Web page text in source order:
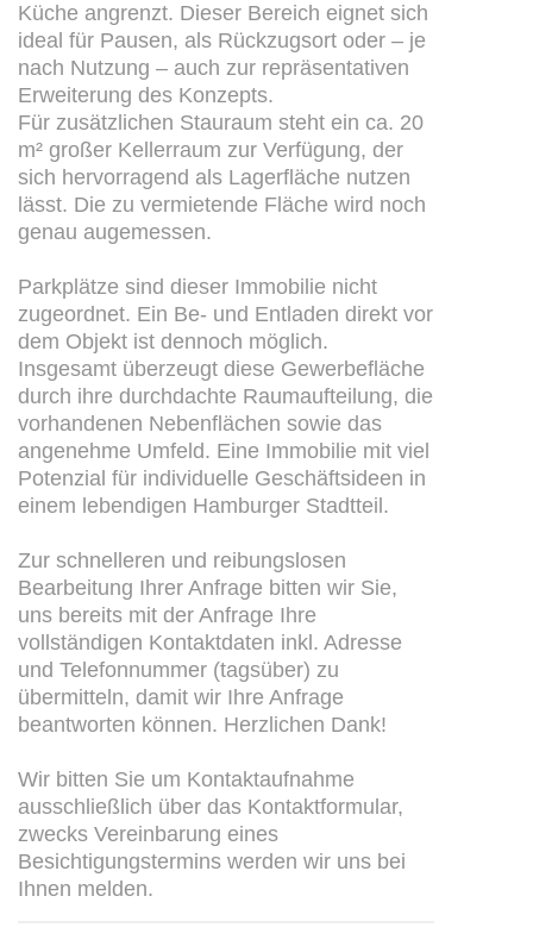
Küche angrenzt. Dieser Bereich eignet sich
ideal für Pausen, als Rückzugsort oder – je
nach Nutzung – auch zur repräsentativen
Erweiterung des Konzepts.
Für zusätzlichen Stauraum steht ein ca. 20
m² großer Kellerraum zur Verfügung, der
sich hervorragend als Lagerfläche nutzen
lässt. Die zu vermietende Fläche wird noch
genau augemessen.
Parkplätze sind dieser Immobilie nicht
zugeordnet. Ein Be- und Entladen direkt vor
dem Objekt ist dennoch möglich.
Insgesamt überzeugt diese Gewerbefläche
durch ihre durchdachte Raumaufteilung, die
vorhandenen Nebenflächen sowie das
angenehme Umfeld. Eine Immobilie mit viel
Potenzial für individuelle Geschäftsideen in
einem lebendigen Hamburger Stadtteil.
Zur schnelleren und reibungslosen
Bearbeitung Ihrer Anfrage bitten wir Sie,
uns bereits mit der Anfrage Ihre
vollständigen Kontaktdaten inkl. Adresse
und Telefonnummer (tagsüber) zu
übermitteln, damit wir Ihre Anfrage
beantworten können. Herzlichen Dank!
Wir bitten Sie um Kontaktaufnahme
ausschließlich über das Kontaktformular,
zwecks Vereinbarung eines
Besichtigungstermins werden wir uns bei
Ihnen melden.